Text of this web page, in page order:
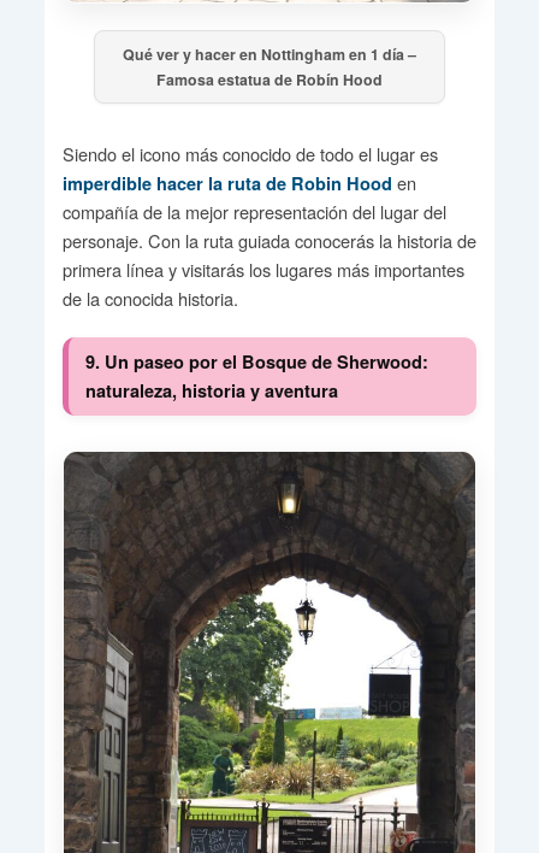
Qué ver y hacer en Nottingham en 1 día –
Famosa estatua de Robín Hood
Siendo el icono más conocido de todo el lugar es
imperdible hacer la ruta de Robin Hood en
compañía de la mejor representación del lugar del
personaje. Con la ruta guiada conocerás la historia de
primera línea y visitarás los lugares más importantes
de la conocida historia.
9. Un paseo por el Bosque de Sherwood:
naturaleza, historia y aventura